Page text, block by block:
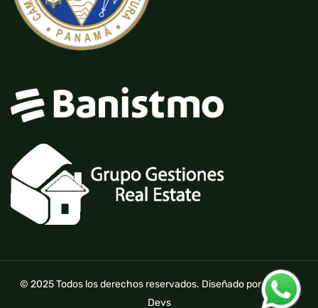
© 2025 Todos los derechos reservados. Diseñado por Parkour
Devs